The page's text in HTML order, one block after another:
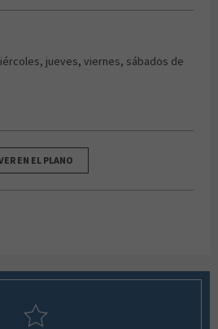
jueves, viernes, sábados de
EN EL PLANO